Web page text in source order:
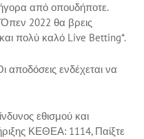
από οπουδήποτε.
2022 θα βρεις
πολύ καλό Live Betting*.
αποδόσεις ενδέχεται να
εθισμού και
ΚΕΘΕΑ: 1114, Παίξτε